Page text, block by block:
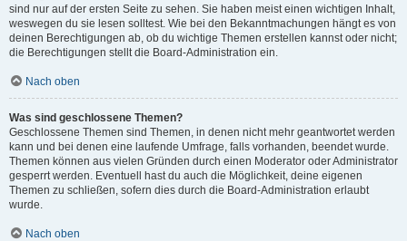
sind nur auf der ersten Seite zu sehen. Sie haben meist einen wichtigen Inhalt,
weswegen du sie lesen solltest. Wie bei den Bekanntmachungen hängt es von
deinen Berechtigungen ab, ob du wichtige Themen erstellen kannst oder nicht;
die Berechtigungen stellt die Board-Administration ein.
Nach oben
Was sind geschlossene Themen?
Geschlossene Themen sind Themen, in denen nicht mehr geantwortet werden
kann und bei denen eine laufende Umfrage, falls vorhanden, beendet wurde.
Themen können aus vielen Gründen durch einen Moderator oder Administrator
gesperrt werden. Eventuell hast du auch die Möglichkeit, deine eigenen
Themen zu schließen, sofern dies durch die Board-Administration erlaubt
wurde.
Nach oben